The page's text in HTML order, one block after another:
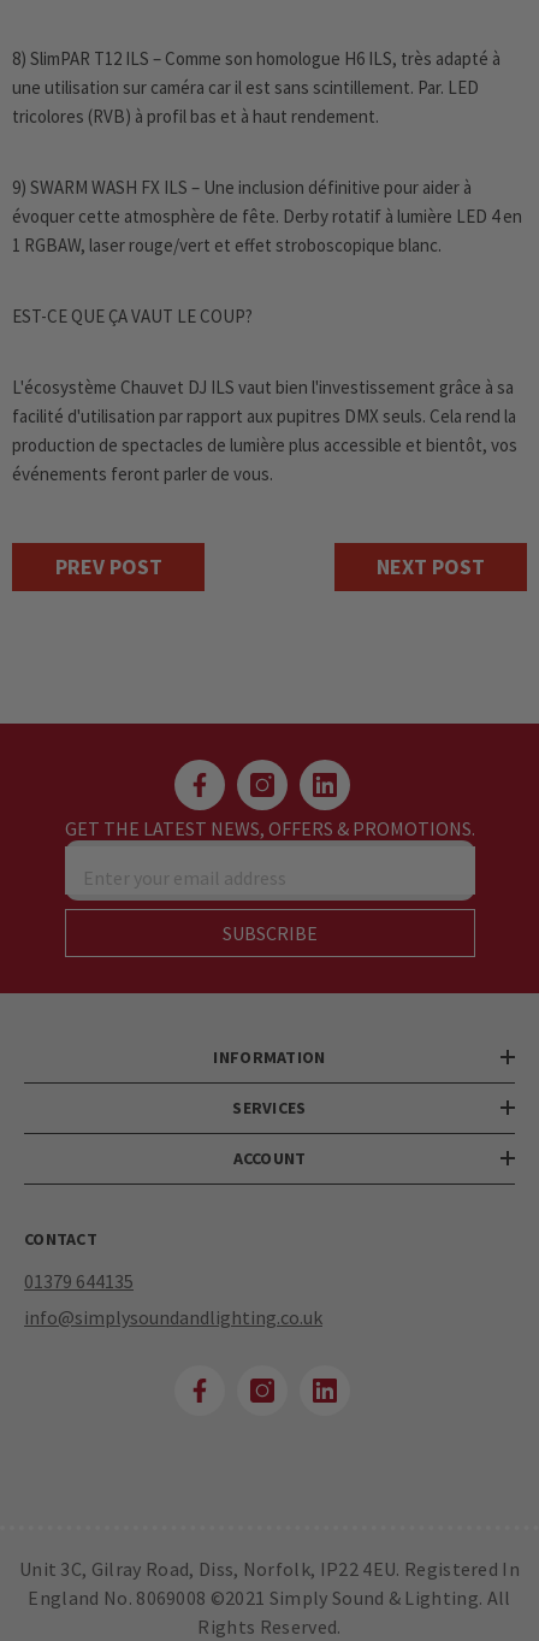
8) SlimPAR T12 ILS – Comme son homologue H6 ILS, très adapté à
une utilisation sur caméra car il est sans scintillement. Par. LED
tricolores (RVB) à profil bas et à haut rendement.
9) SWARM WASH FX ILS – Une inclusion définitive pour aider à
évoquer cette atmosphère de fête. Derby rotatif à lumière LED 4 en
1 RGBAW, laser rouge/vert et effet stroboscopique blanc.
EST-CE QUE ÇA VAUT LE COUP?
L'écosystème Chauvet DJ ILS vaut bien l'investissement grâce à sa
facilité d'utilisation par rapport aux pupitres DMX seuls. Cela rend la
production de spectacles de lumière plus accessible et bientôt, vos
événements feront parler de vous.
PREV POST NEXT POST
GET THE LATEST NEWS, OFFERS & PROMOTIONS.
Enter your email address
SUBSCRIBE
INFORMATION
SERVICES
ACCOUNT
CONTACT
01379 644135
info@simplysoundandlighting.co.uk
Unit 3C, Gilray Road, Diss, Norfolk, IP22 4EU. Registered In
England No. 8069008 ©2021 Simply Sound & Lighting. All
Rights Reserved.